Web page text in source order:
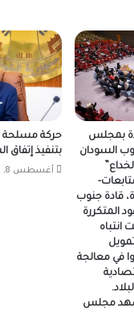
بمجلس
السودان
قادة جنوب
المتكررة
انتباه
في معالجة
شهد مجلس
حركة مسلحة
بتنفيذ إتفاق
أغسطس 8, 2026